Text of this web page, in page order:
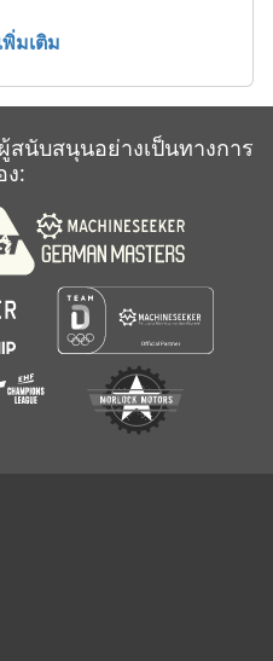
มเติม
สนับสนุนอย่างเป็นทางการ
ง: